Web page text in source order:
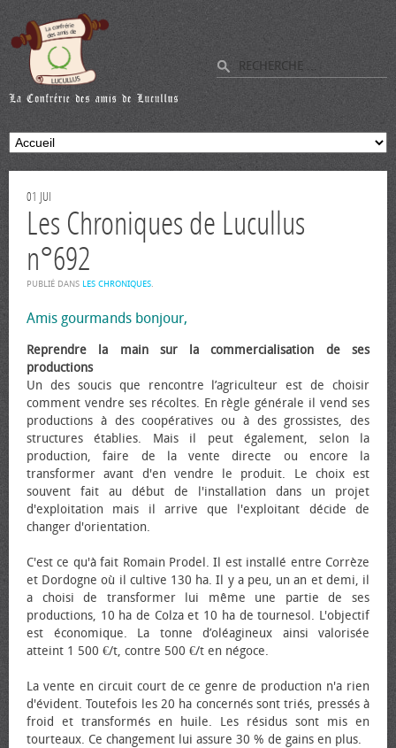
01 JUI
Les Chroniques de Lucullus
n°692
PUBLIÉ DANS LES CHRONIQUES.
Amis gourmands bonjour,
Reprendre la main sur la commercialisation de ses
productions
Un des soucis que rencontre l’agriculteur est de choisir
comment vendre ses récoltes. En règle générale il vend ses
productions à des coopératives ou à des grossistes, des
structures établies. Mais il peut également, selon la
production, faire de la vente directe ou encore la
transformer avant d'en vendre le produit. Le choix est
souvent fait au début de l'installation dans un projet
d'exploitation mais il arrive que l'exploitant décide de
changer d'orientation.
C'est ce qu'à fait Romain Prodel. Il est installé entre Corrèze
et Dordogne où il cultive 130 ha. Il y a peu, un an et demi, il
a choisi de transformer lui même une partie de ses
productions, 10 ha de Colza et 10 ha de tournesol. L'objectif
est économique. La tonne d’oléagineux ainsi valorisée
atteint 1 500 €/t, contre 500 €/t en négoce.
La vente en circuit court de ce genre de production n'a rien
d'évident. Toutefois les 20 ha concernés sont triés, pressés à
froid et transformés en huile. Les résidus sont mis en
tourteaux. Ce changement lui assure 30 % de gains en plus.